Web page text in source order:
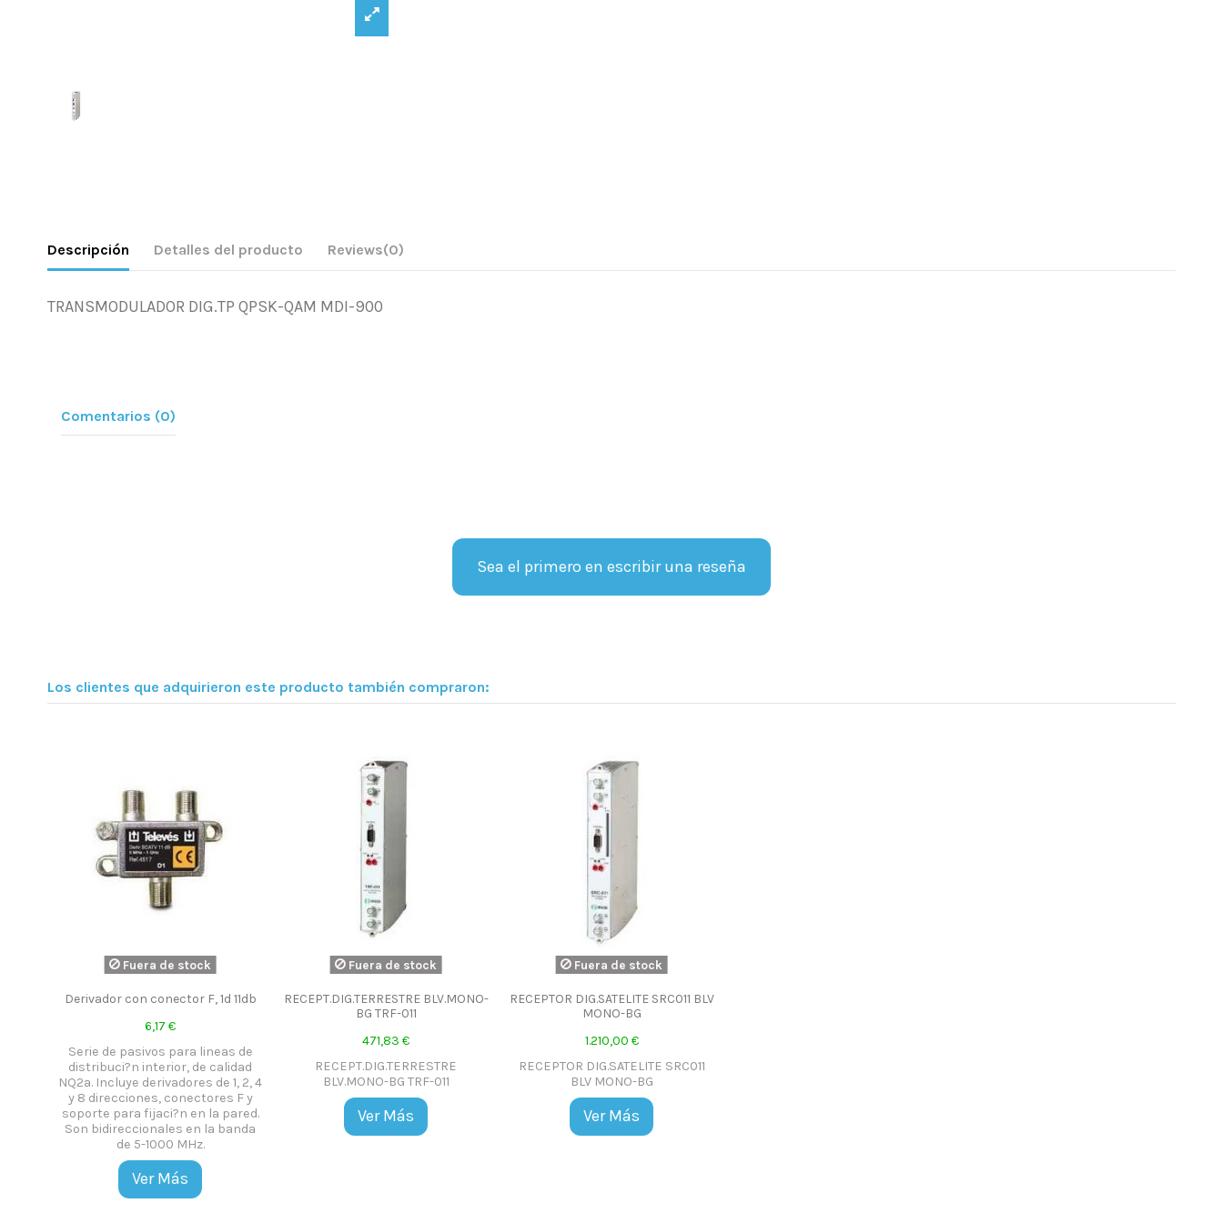
Descripción Detalles del producto Reviews(0)
TRANSMODULADOR DIG.TP QPSK-QAM MDI-900
Comentarios (0)
Sea el primero en escribir una reseña
Los clientes que adquirieron este producto también compraron:
Fuera de stock
Derivador con conector F, 1d 11db
6,17 €
Serie de pasivos para lineas de
distribuci?n interior, de calidad
NQ2a. Incluye derivadores de 1, 2, 4
y 8 direcciones, conectores F y
soporte para fijaci?n en la pared.
Son bidireccionales en la banda
de 5-1000 MHz.
Ver Más
Fuera de stock
RECEPT.DIG.TERRESTRE BLV.MONO-
BG TRF-011
471,83 €
RECEPT.DIG.TERRESTRE
BLV.MONO-BG TRF-011
Ver Más
Fuera de stock
RECEPTOR DIG.SATELITE SRC011 BLV
MONO-BG
1.210,00 €
RECEPTOR DIG.SATELITE SRC011
BLV MONO-BG
Ver Más